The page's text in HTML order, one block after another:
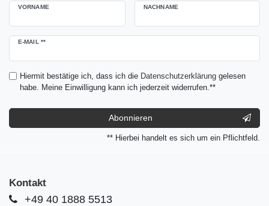
VORNAME NACHNAME
E-MAIL **
Newsletter
Hiermit bestätige ich, dass ich die Daten­schutz­erklärunggelesen
habe. Meine Einwilligung kann ich jederzeit widerrufen.**
Abonnieren
** Hierbei handelt es sich um ein Pflichtfeld.
Kontakt
+49 40 1888 5513